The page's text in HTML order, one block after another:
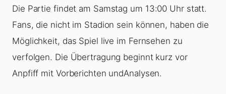
Die Partie findet am Samstag um 13:00 Uhr statt.
Fans, die nicht im Stadion sein können, haben die
Möglichkeit, das Spiel live im Fernsehen zu
verfolgen. Die Übertragung beginnt kurz vor
Anpfiff mit Vorberichten undAnalysen.